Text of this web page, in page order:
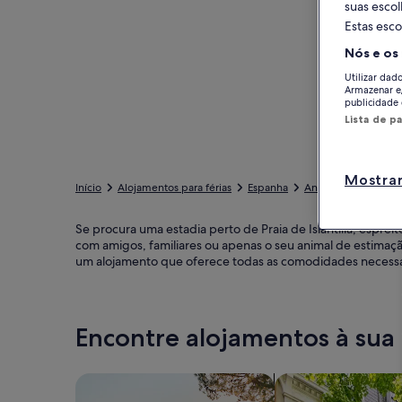
Início Alojamentos para férias Espanha Andaluzia Huelva
Se procura uma estadia perto de Praia de Islantilla,
com amigos, familiares ou apenas o seu animal de
um alojamento que oferece todas as comodidades
Encontre alojamentos à
Pesquisar
suas
Estas
Nós e
Utilizar
Armazenar
publicidade
Lista de